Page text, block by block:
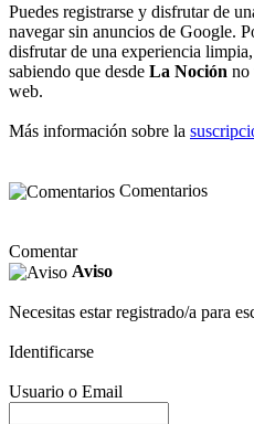
Puedes registrarse y disfrutar de
navegar sin anuncios de Google.
disfrutar de una experiencia
sabiendo que desde La Noción no
web.
Más información sobre la
Comentarios
Comentar
Aviso
Necesitas estar registrado/a para
Identificarse
Usuario o Email